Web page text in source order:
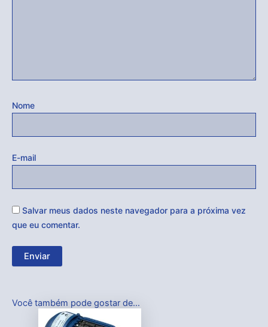
Nome
E-mail
Salvar meus dados neste navegador para a próxima vez
que eu comentar.
Você também pode gostar de…